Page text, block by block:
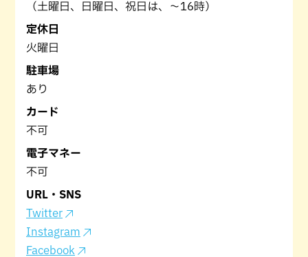
（土曜日、日曜日、祝日は、～16時）
定休日
火曜日
駐車場
あり
カード
不可
電子マネー
不可
URL・SNS
Twitter
Instagram
Facebook